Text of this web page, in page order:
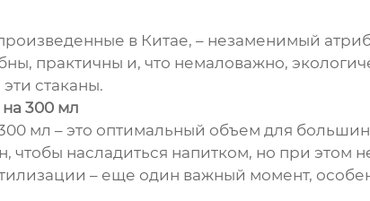
в Китае, – незаменимый
практичны и, что немаловажно,
стаканы.
300 мл
мл – это оптимальный объем для
чтобы насладиться напитком, но при этом
– еще один важный момент,